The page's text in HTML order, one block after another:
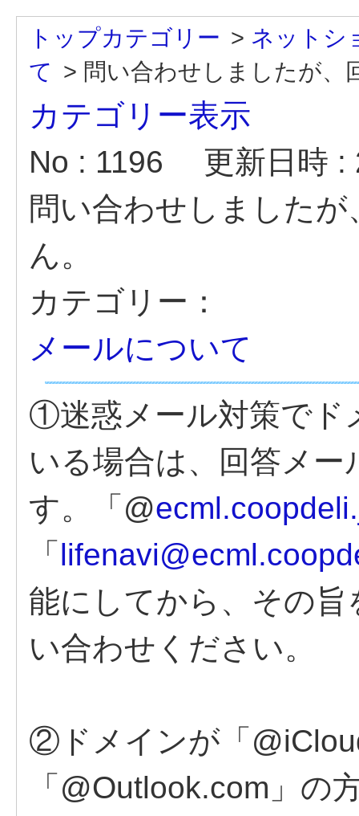
トップカテゴリー > ネットシ
て > 問い合わせしましたが、
カテゴリー表示
No : 1196
更新日時 :
問い合わせしました
ん。
カテゴリー：
メールについて
①迷惑メール対策でド
いる場合は、回答メ
す。「@
「
能にしてから、その
い合わせください。
②ドメインが「
「@Outlook.com」の